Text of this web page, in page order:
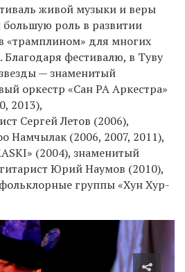
живой музыки и веры
большую роль в развитии
«трамплином» для многих
фестивалю, в Туву
— знаменитый
оркестр «Сан РА Аркестра»
2013),
Сергей Летов (2006),
Намчылак (2006, 2007, 2011),
(2004), знаменитый
Юрий Наумов (2010),
группы «Хун Хур-